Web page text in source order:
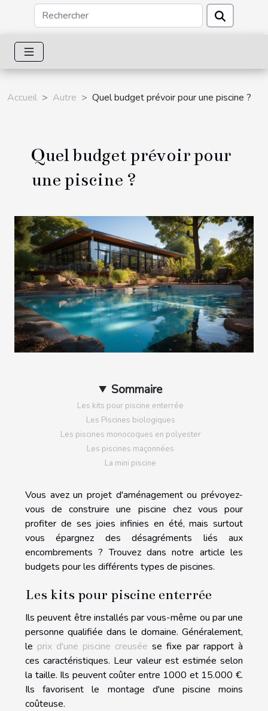
Accueil Autre Quel budget prévoir pour une piscine ?
Quel budget prévoir pour
une piscine ?
Sommaire
Les kits pour piscine enterrée
Les Piscines biologiques
Les piscines monocoques en polyester
Les piscines maçonnées
La mini piscine
Vous avez un projet d'aménagement ou prévoyez-
vous de construire une piscine chez vous pour
profiter de ses joies infinies en été, mais surtout
vous épargnez des désagréments liés aux
encombrements ? Trouvez dans notre article les
budgets pour les différents types de piscines.
Les kits pour piscine enterrée
Ils peuvent être installés par vous-même ou par une
personne qualifiée dans le domaine. Généralement,
le prix d'une piscine creusée se fixe par rapport à
ces caractéristiques. Leur valeur est estimée selon
la taille. Ils peuvent coûter entre 1000 et 15.000 €.
Ils favorisent le montage d'une piscine moins
coûteuse.